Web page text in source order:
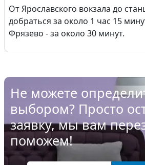
От Ярославского вокзала до
добраться за около 1 час 15
Фрязево - за около 30 минут.
Не можете
выбором? Просто
заявку, мы вам
поможем!